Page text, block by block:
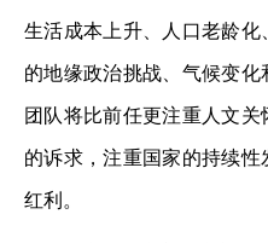
生活成本上升、人口老龄
的地缘政治挑战、气候变
团队将比前任更注重人文
的诉求，注重国家的持续
红利。